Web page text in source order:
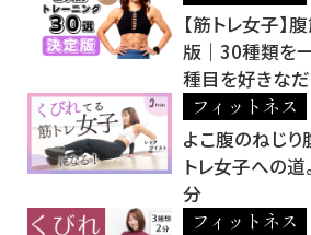
【筋トレ女子】
版｜30種類を
種目を好きなだ
フィットネス
よこ腹のねじり
トレ女子への道
分
フィットネス